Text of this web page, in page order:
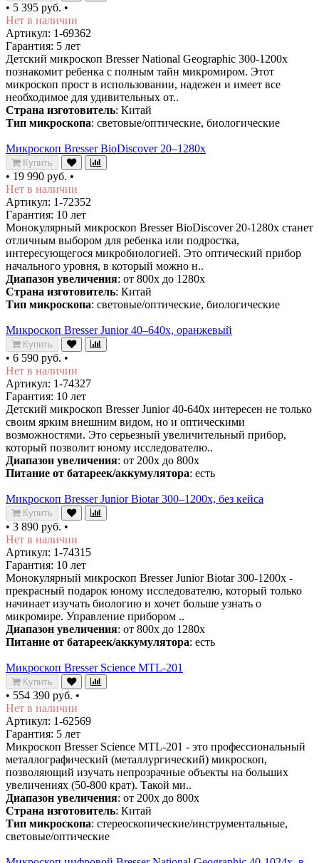
• 5 395 руб. •
Нет в наличии
Артикул: 1-69362
Гарантия: 5 лет
Детский микроскоп Bresser National Geographic 300-1200x
познакомит ребенка с полным тайн микромиром. Этот
микроскоп прост в использовании, надежен и имеет все
необходимое для удивительных от..
Страна изготовитель: Китай
Тип микроскопа: световые/оптические, биологические
Микроскоп Bresser BioDiscover 20–1280x
Купить
• 19 990 руб. •
Нет в наличии
Артикул: 1-72352
Гарантия: 10 лет
Монокулярный микроскоп Bresser BioDiscover 20-1280x станет
отличным выбором для ребенка или подростка,
интересующегося микробиологией. Это оптический прибор
начального уровня, в который можно н..
Диапазон увеличения: от 800х до 1280х
Страна изготовитель: Китай
Тип микроскопа: световые/оптические, биологические
Микроскоп Bresser Junior 40–640x, оранжевый
Купить
• 6 590 руб. •
Нет в наличии
Артикул: 1-74327
Гарантия: 10 лет
Детский микроскоп Bresser Junior 40-640x интересен не только
своим ярким внешним видом, но и оптическими
возможностями. Это серьезный увеличительный прибор,
который позволит юному исследователю..
Диапазон увеличения: от 200х до 800х
Питание от батареек/аккумулятора: есть
Микроскоп Bresser Junior Biotar 300–1200x, без кейса
Купить
• 3 890 руб. •
Нет в наличии
Артикул: 1-74315
Гарантия: 10 лет
Монокулярный микроскоп Bresser Junior Biotar 300-1200x -
прекрасный подарок юному исследователю, который только
начинает изучать биологию и хочет больше узнать о
микромире. Управление прибором ..
Диапазон увеличения: от 800х до 1280х
Питание от батареек/аккумулятора: есть
Микроскоп Bresser Science MTL-201
Купить
• 554 390 руб. •
Нет в наличии
Артикул: 1-62569
Гарантия: 5 лет
Микроскоп Bresser Science MTL-201 - это профессиональный
металлографический (металлургический) микроскоп,
позволяющий изучать непрозрачные объекты на больших
увеличениях (50-800 крат). Такой ми..
Диапазон увеличения: от 200х до 800х
Страна изготовитель: Китай
Тип микроскопа: стереоскопические/инструментальные,
световые/оптические